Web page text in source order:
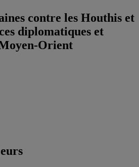
contre les Houthis et
diplomatiques et
Orient